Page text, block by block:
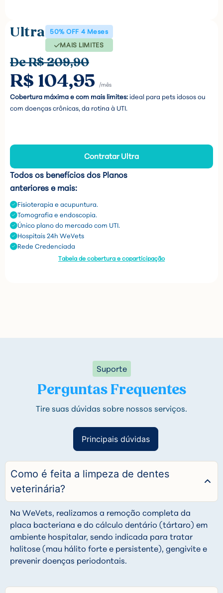
Ultra
50% OFF 4 Meses
MAIS LIMITES
De R$ 209,90
R$ 104,95 /mês
Cobertura máxima e com mais limites:ideal para pets idosos ou
com doenças crônicas, da rotina à UTI.
Contratar Ultra
Todos os benefícios dos Planos
anteriores e mais:
Fisioterapia e acupuntura.
Tomografia e endoscopia.
Único plano do mercado com UTI.
Hospitais 24h WeVets
Rede Credenciada
Tabela de cobertura e coparticipação
Suporte
Perguntas Frequentes
Tire suas dúvidas sobre nossos serviços.
Principais dúvidas
Como é feita a limpeza de dentes
veterinária?
Na WeVets, realizamos a remoção completa da
placa bacteriana e do cálculo dentário (tártaro) em
ambiente hospitalar, sendo indicada para tratar
halitose (mau hálito forte e persistente), gengivite e
prevenir doenças periodontais.